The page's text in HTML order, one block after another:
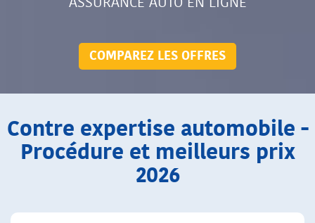
ASSURANCE AUTO EN LIGNE
COMPAREZ LES OFFRES
Contre expertise automobile -
Procédure et meilleurs prix
2026